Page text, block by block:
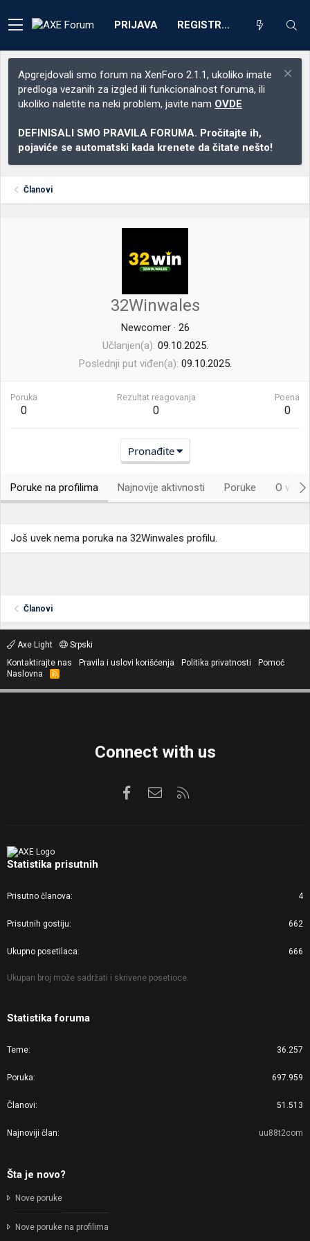
PRIJAVA REGISTRACIJA
Apgrejdovali smo forum na XenForo 2.1.1, ukoliko imate
predloga vezanih za izgled ili funkcionalnost foruma, ili
ukoliko naletite na neki problem, javite nam OVDE
DEFINISALI SMO PRAVILA FORUMA. Pročitajte ih,
pojaviće se automatski kada krenete da čitate nešto!
Članovi
32Winwales
Newcomer · 26
Učlanjen(a) 09.10.2025.
Poslednji put viđen(a) 09.10.2025.
Poruka
0
Rezultat reagovanja
0
Poena
0
Pronađite
Poruke na profilima Najnovije aktivnosti Poruke O
Još uvek nema poruka na 32Winwales profilu.
Članovi
Axe Light
Srpski
Kontaktirajte nas
Pravila i uslovi korišćenja Politika privatnosti
Pomoć
Naslovna
R
S
Connect with us
FacebookKontaktirajte nas
Statistika prisutnih
Prisutno članova 4
Prisutnih gostiju 662
Ukupno posetilaca 666
Ukupan broj može sadržati i skrivene posetioce.
Statistika foruma
Teme 36.257
Poruka 697.959
Članovi 51.513
Najnoviji član uu88t2com
Šta je novo?
Nove poruke
Nove poruke na profilima